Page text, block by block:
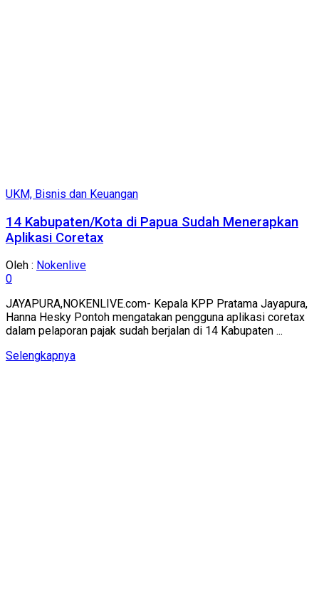
UKM, Bisnis dan Keuangan
14 Kabupaten/Kota di Papua Sudah Menerapkan
Aplikasi Coretax
Oleh : Nokenlive
0
JAYAPURA,NOKENLIVE.com- Kepala KPP Pratama Jayapura,
Hanna Hesky Pontoh mengatakan pengguna aplikasi coretax
dalam pelaporan pajak sudah berjalan di 14 Kabupaten ...
SelengkapnyaDetails